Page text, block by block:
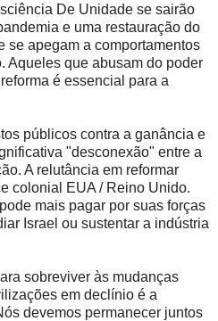
De Unidade se sairão
e uma restauração do
se apegam a comportamentos
Aqueles que abusam do poder
é essencial para a
públicos contra a ganância e
"desconexão" entre a
A relutância em reformar
colonial EUA / Reino Unido.
mais pagar por suas forças
Israel ou sustentar a indústria
sobreviver às mudanças
em declínio é a
devemos permanecer juntos